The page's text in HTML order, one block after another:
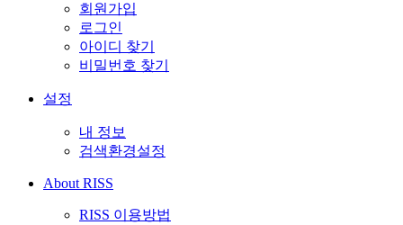
회원가입
로그인
아이디 찾기
비밀번호 찾기
설정
내 정보
검색환경설정
About RISS
RISS 이용방법